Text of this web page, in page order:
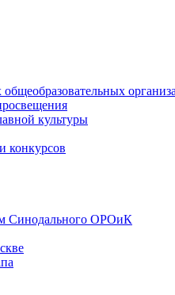
культуры
конкурсов
Синодального ОРОиК